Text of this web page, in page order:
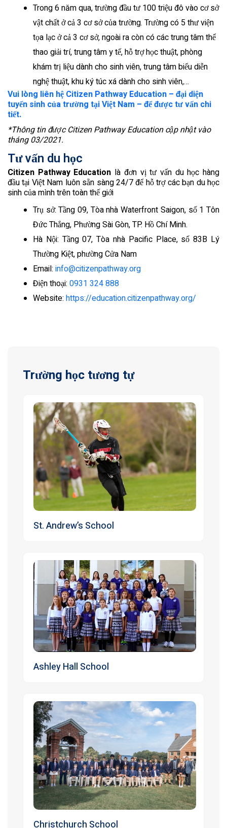
Trong 6 năm qua, trường đầu tư 100 triệu đô vào cơ sở
vật chất ở cả 3 cơ sở của trường. Trường có 5 thư viện
tọa lạc ở cả 3 cơ sở, ngoài ra còn có các trung tâm thể
thao giải trí, trung tâm y tế, hỗ trợ học thuật, phòng
khám trị liệu dành cho sinh viên, trung tâm biểu diễn
nghệ thuật, khu ký túc xá dành cho sinh viên,…
Vui lòng liên hệ Citizen Pathway Education – đại diện
tuyển sinh của trường tại Việt Nam – để được tư vấn chi
tiết.
*Thông tin được Citizen Pathway Education cập nhật vào
tháng 03/2021.
Tư vấn du học
Citizen Pathway Education là đơn vị tư vấn du học hàng
đầu tại Việt Nam luôn sẵn sàng 24/7 để hỗ trợ các bạn du học
sinh của mình trên toàn thế giới
Trụ sở: Tầng 09, Tòa nhà Waterfront Saigon, số 1 Tôn
Đức Thắng, Phường Sài Gòn, TP. Hồ Chí Minh.
Hà Nội: Tầng 07, Tòa nhà Pacific Place, số 83B Lý
Thường Kiệt, phường Cửa Nam
Email: info@citizenpathway.org
Điện thoại: 0931 324 888
Website: https://education.citizenpathway.org/
Trường học tương tự
St. Andrew’s School
Ashley Hall School
Christchurch School